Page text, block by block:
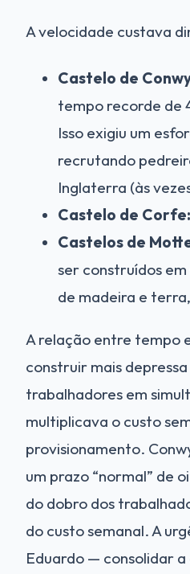
A velocidade custava
Castelo de
tempo recorde de
Isso exigiu um
recrutando
Inglaterra (às
Castelo de Corfe:
Castelos de
ser construídos
de madeira e
A relação entre tempo
construir mais
trabalhadores em
multiplicava o custo
provisionamento.
um prazo “normal” de
do dobro dos
do custo semanal. A
Eduardo — consolidar